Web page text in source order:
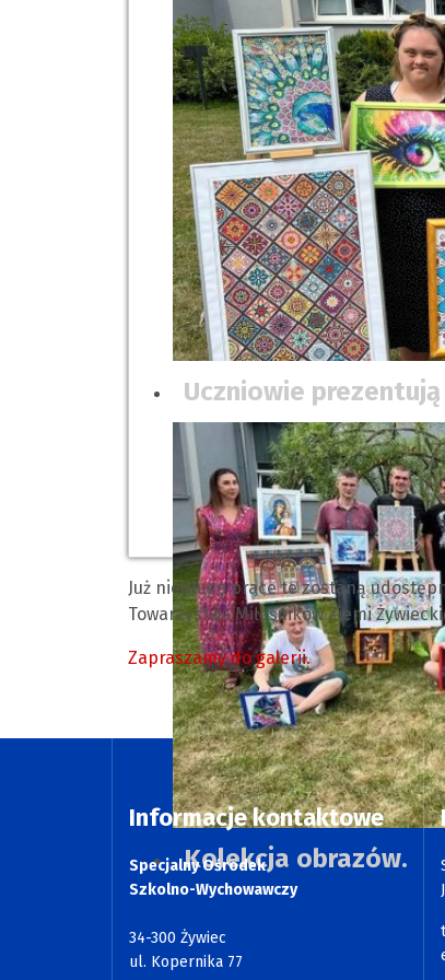
Uczniowie
Kolekcja obrazów.
Już niedługo prace te zostaną
Towarzystwa Miłośników Ziemi
Zapraszamy do galerii.
Informacje kontaktowe
Specjalny Ośrodek
Szkolno-Wychowawczy
34-300 Żywiec
ul. Kopernika 77